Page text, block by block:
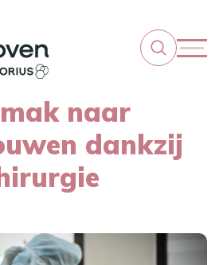
naar
dankzij